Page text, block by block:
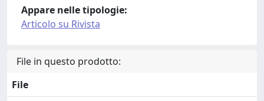
Appare nelle tipologie:
Articolo su Rivista
File in questo prodotto:
File